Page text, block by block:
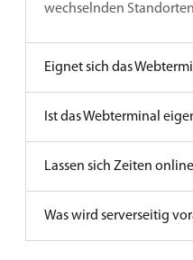
wechselnden
Lassen sich Zeiten
Was wird serverseitig